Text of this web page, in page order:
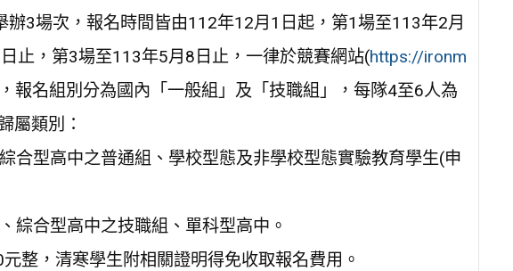
辦3場次，報名時間皆由112年12月1日起，第1場至113年2月
止，第3場至113年5月8日止，一律於競賽網站(https://ironm
報名組別分為國內「一般組」及「技職組」，每隊4至6人為
屬類別：
合型高中之普通組、學校型態及非學校型態實驗教育學生(申
綜合型高中之技職組、單科型高中。
整，清寒學生附相關證明得免收取報名費用。